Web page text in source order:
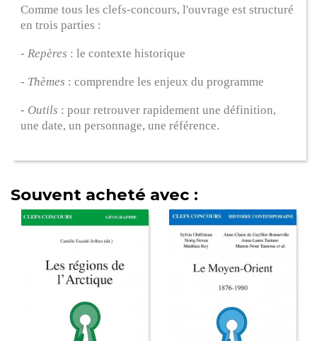
Comme tous les clefs-concours, l'ouvrage est structuré
en trois parties :
-Repères : le contexte historique
- Thèmes : comprendre les enjeux du programme
- Outils : pour retrouver rapidement une définition,
une date, un personnage, une référence.
Souvent acheté avec :